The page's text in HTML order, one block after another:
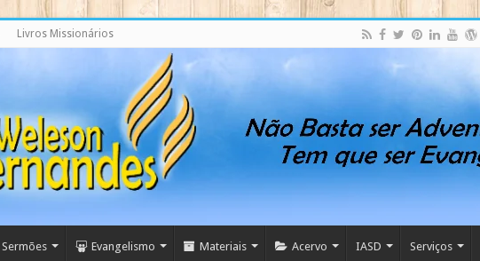
Livros Missionários
Sermões Evangelismo Materiais Acervo IASD Serviços